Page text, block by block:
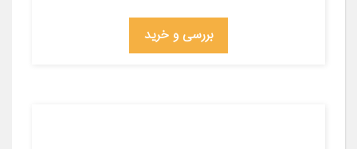
بررسی و خرید